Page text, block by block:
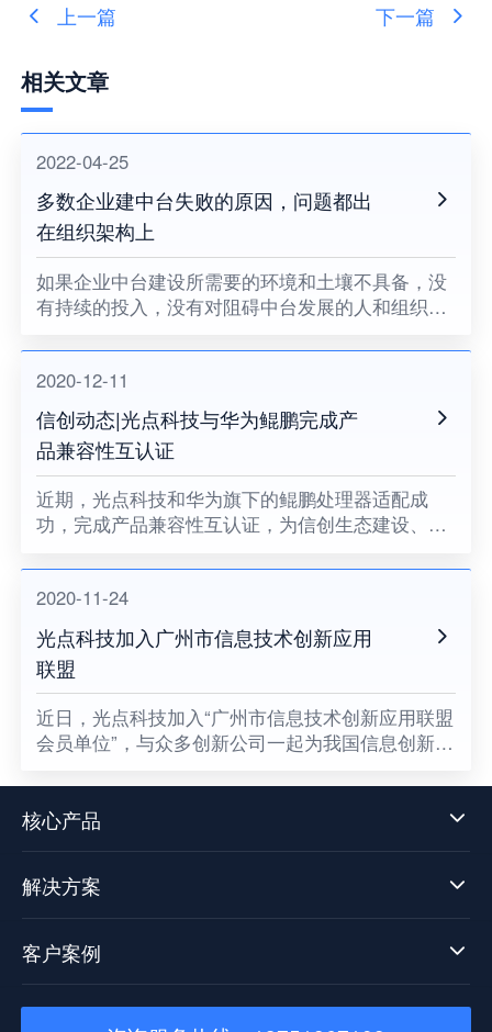
上一篇 下一篇
相关文章
2022-04-25
多数企业建中台失败的原因，问题都出
在组织架构上
如果企业中台建设所需要的环境和土壤不具备，没
有持续的投入，没有对阻碍中台发展的人和组织提
业中台将很难健康地成长。
2020-12-11
信创动态|光点科技与华为鲲鹏完成产
品兼容性互认证
近期，光点科技和华为旗下的鲲鹏处理器适配成
功，完成产品兼容性互认证，为信创生态建设、关
2020-11-24
光点科技加入广州市信息技术创新应用
联盟
​近日，光点科技加入“广州市信息技术创新应用联盟
会员单位”，与众多创新公司一起为我国信息创新发
台技术发展迈向了新阶段。
核心产品
解决方案
客户案例